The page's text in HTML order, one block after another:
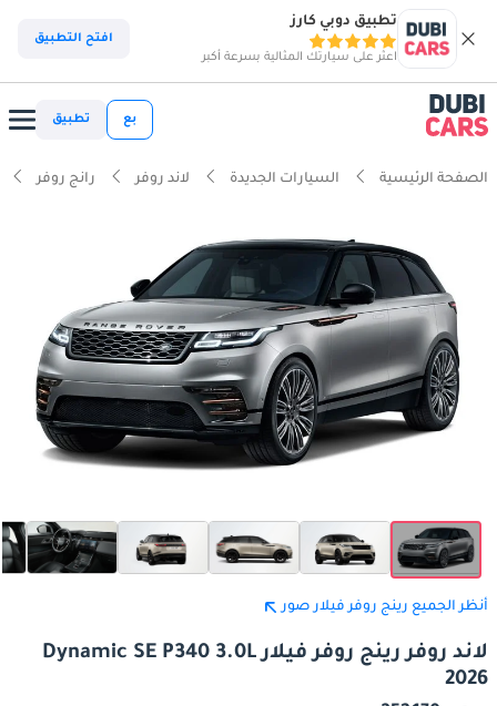
تطبيق دوبي كارز
اعثر على سيارتك المثالية بسرعة أكبر
افتح التطبيق
بع تطبيق
الصفحة الرئيسية السيارات الجديدة لاند روفر رانج روفر
أنظر الجميع رينج روفر فيلار صور
لاند روفر رينج روفر فيلار Dynamic SE P340 3.0L
2026